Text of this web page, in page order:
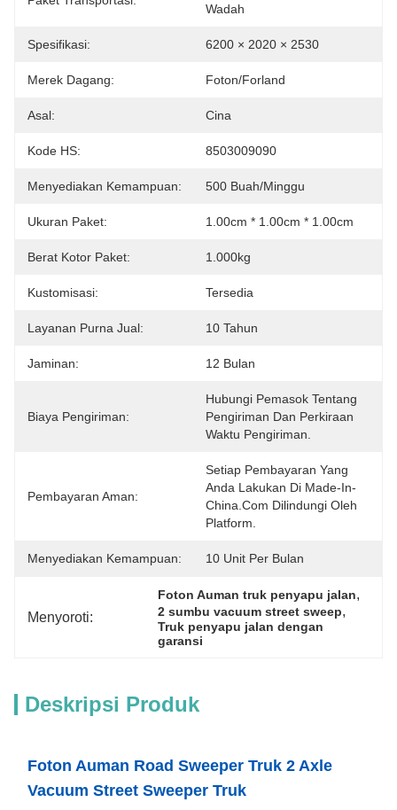
Wadah
Spesifikasi: 6200 × 2020 × 2530
Merek Dagang: Foton/Forland
Asal: Cina
Kode HS: 8503009090
Menyediakan Kemampuan: 500 Buah/minggu
Ukuran Paket: 1.00cm * 1.00cm * 1.00cm
Berat Kotor Paket: 1.000kg
Kustomisasi: Tersedia
Layanan Purna Jual: 10 Tahun
Jaminan: 12 Bulan
Biaya Pengiriman:
Hubungi Pemasok Tentang
Pengiriman Dan Perkiraan
Waktu Pengiriman.
Pembayaran Aman:
Setiap Pembayaran Yang
Anda Lakukan Di Made-In-
China.com Dilindungi Oleh
Platform.
Menyediakan Kemampuan: 10 Unit Per Bulan
Menyoroti:
Foton Auman truk penyapu jalan,
2 sumbu vacuum street sweep,
Truk penyapu jalan dengan
garansi
Deskripsi Produk
Foton Auman Road Sweeper Truk 2 Axle
Vacuum Street Sweeper Truk